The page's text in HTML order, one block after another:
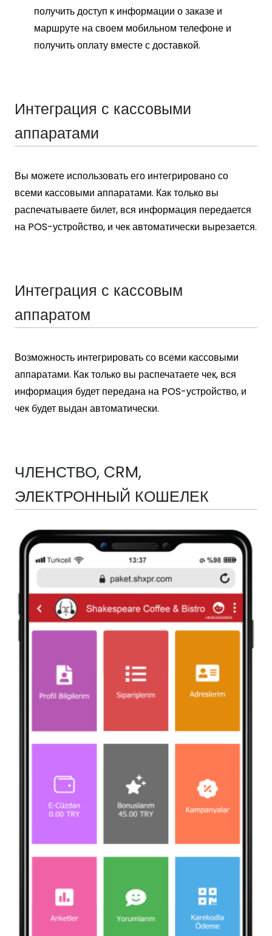
получить доступ к информации о заказе и
маршруте на своем мобильном телефоне и
получить оплату вместе с доставкой.
Интеграция с кассовыми
аппаратами
Вы можете использовать его интегрировано со
всеми кассовыми аппаратами. Как только вы
распечатываете билет, вся информация передается
на POS-устройство, и чек автоматически вырезается.
Интеграция с кассовым
аппаратом
Возможность интегрировать со всеми кассовыми
аппаратами. Как только вы распечатаете чек, вся
информация будет передана на POS-устройство, и
чек будет выдан автоматически.
ЧЛЕНСТВО, CRM,
ЭЛЕКТРОННЫЙ КОШЕЛЕК